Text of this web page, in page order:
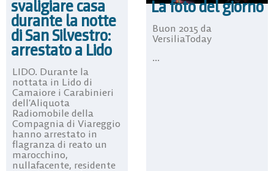
svaligiare casa
durante la notte
di San Silvestro:
arrestato a Lido
LIDO. Durante la
nottata in Lido di
Camaiore i Carabinieri
dell’Aliquota
Radiomobile della
Compagnia di Viareggio
hanno arrestato in
flagranza di reato un
marocchino,
nullafacente, residente
La foto del giorno
Buon 2015 da
VersiliaToday
...